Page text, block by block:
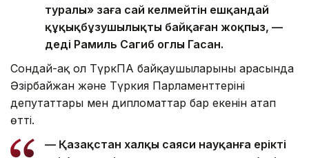
туралы» заңға сай келмейтін ешқандай
құқықбұзушылықты байқаған жоқпыз, —
деді Рамиль Сагиб оглы Гасан.
Сондай-ақ ол ТүркПА байқаушыларының арасында
Әзірбайжан және Түркия Парламенттерінің
депутаттары мен дипломаттар бар екенін атап
өтті.
— Қазақстан халқы саяси науқанға ерікті